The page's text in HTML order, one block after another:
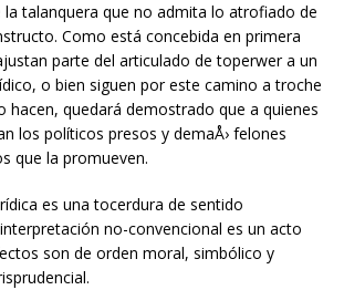
la talanquera que no admita lo atrofiado de
Como está concebida en primera
parte del articulado de toperwer a un
o bien siguen por este camino a troche
hacen, quedará demostrado que a quienes
los políticos presos y demaÅ› felones
que la promueven.
es una tocerdura de sentido
no-convencional es un acto
son de orden moral, simbólico y